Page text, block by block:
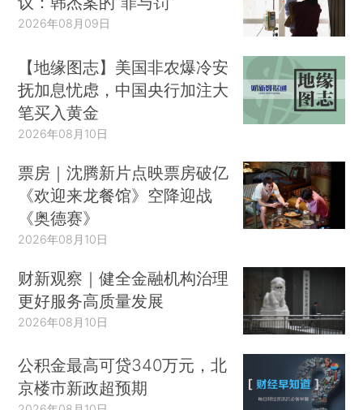
2026年08月09日
【地缘图志】美国非农爆冷安
抚加息忧虑，中国央行加注大
笔买入黄金
2026年08月10日
票房｜沈腾新片点映票房破亿
《欢迎来龙餐馆》空降迎战
《奥德赛》
2026年08月10日
财新观察｜健全金融机构治理
更好服务高质量发展
2026年08月10日
公积金最高可贷340万元，北
京楼市新政超预期